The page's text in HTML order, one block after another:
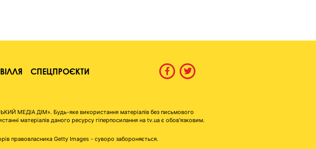
СПЕЦПРОЄКТИ
МЕДІА ДІМ». Будь-яке використання матеріалів без письмового
матеріалів даного ресурсу гіперпосилання на tv.ua є обов'язковим.
правовласника Getty Images - суворо забороняється.